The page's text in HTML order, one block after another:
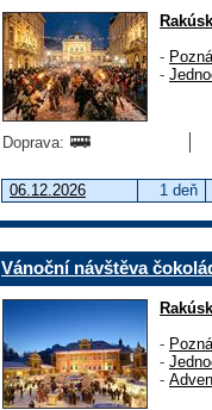
-
-
Doprava:
06.12.2026 1 deň
Vánoční návštěva
-
-
-